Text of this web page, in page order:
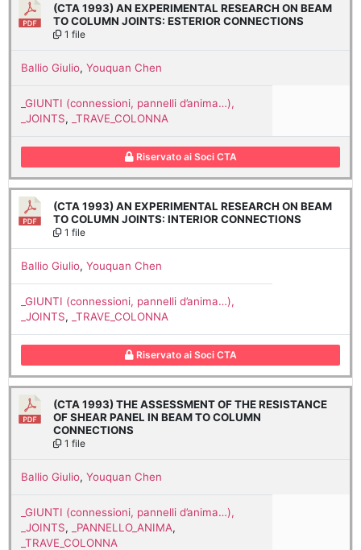
(CTA 1993) AN EXPERIMENTAL RESEARCH ON BEAM
TO COLUMN JOINTS: ESTERIOR CONNECTIONS
1 file
Ballio Giulio, Youquan Chen
_GIUNTI (connessioni, pannelli d’anima…),
_JOINTS, _TRAVE_COLONNA
Riservato ai Soci CTA
(CTA 1993) AN EXPERIMENTAL RESEARCH ON BEAM
TO COLUMN JOINTS: INTERIOR CONNECTIONS
1 file
Ballio Giulio, Youquan Chen
_GIUNTI (connessioni, pannelli d’anima…),
_JOINTS, _TRAVE_COLONNA
Riservato ai Soci CTA
(CTA 1993) THE ASSESSMENT OF THE RESISTANCE
OF SHEAR PANEL IN BEAM TO COLUMN
CONNECTIONS
1 file
Ballio Giulio, Youquan Chen
_GIUNTI (connessioni, pannelli d’anima…),
_JOINTS, _PANNELLO_ANIMA,
_TRAVE_COLONNA